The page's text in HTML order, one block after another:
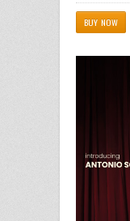
BUY NOW